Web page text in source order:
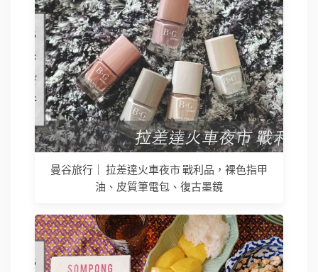
曼谷旅行｜ 拉差達火車夜市 戰利品，裸色指甲
油、皮質筆電包、復古墨鏡